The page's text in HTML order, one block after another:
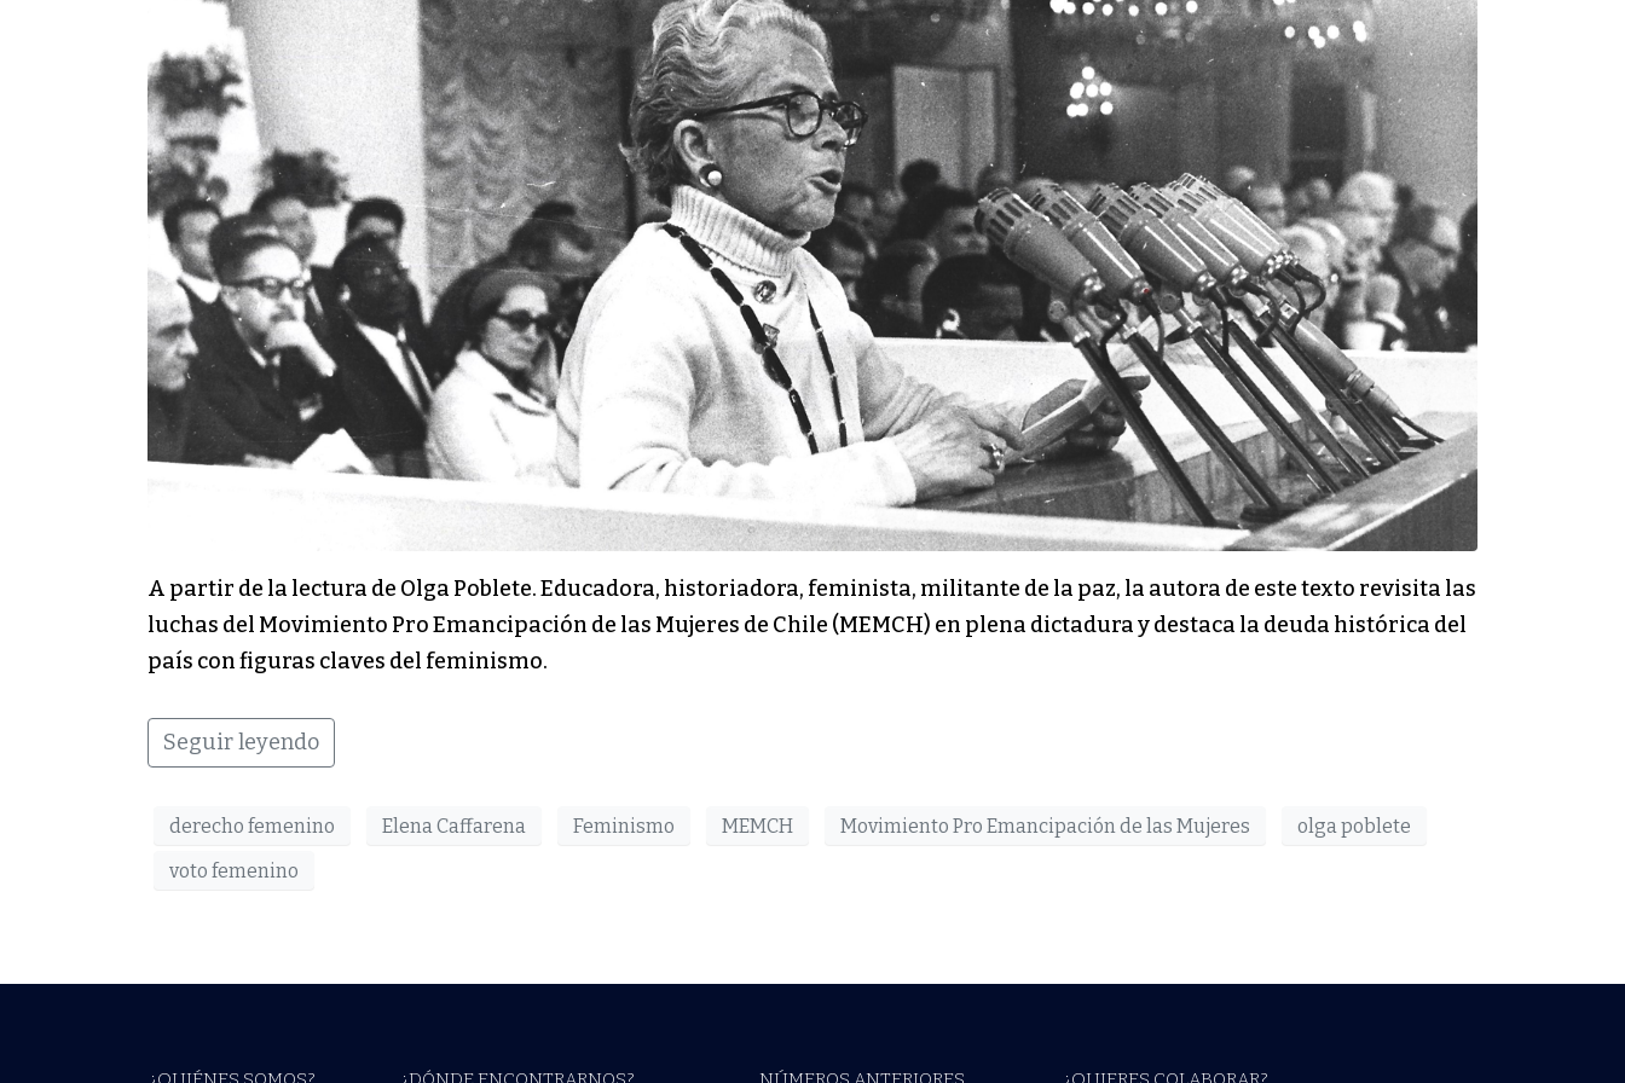
A partir de la lectura de Olga Poblete. Educadora, historiadora, feminista, militante de la paz, la autora de este texto revisita las
luchas del Movimiento Pro Emancipación de las Mujeres de Chile (MEMCH) en plena dictadura y destaca la deuda histórica del
país con figuras claves del feminismo.
Seguir leyendo
derecho femenino Elena Caffarena Feminismo MEMCH Movimiento Pro Emancipación de las Mujeres
olga poblete
voto femenino